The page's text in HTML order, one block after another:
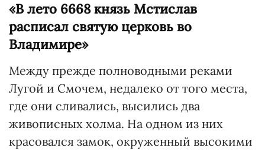
«В лето 6668 князь Мстислав
расписал святую церковь во
Владимире»
Между прежде полноводными реками
Лугой и Смочем, недалеко от того места,
где они сливались, высились два
живописных холма. На одном из них
красовался замок, окруженный высокими